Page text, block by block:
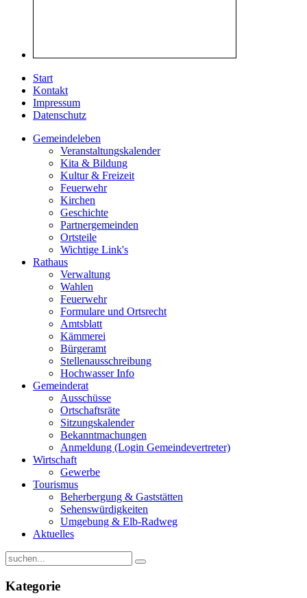
Start
Kontakt
Impressum
Datenschutz
Gemeindeleben
Veranstaltungskalender
Kita & Bildung
Kultur & Freizeit
Feuerwehr
Kirchen
Geschichte
Partnergemeinden
Ortsteile
Wichtige Link's
Rathaus
Verwaltung
Wahlen
Feuerwehr
Formulare und Ortsrecht
Amtsblatt
Kämmerei
Bürgeramt
Stellenausschreibung
Hochwasser Info
Gemeinderat
Ausschüsse
Ortschaftsräte
Sitzungskalender
Bekanntmachungen
Anmeldung (Login Gemeindevertreter)
Wirtschaft
Gewerbe
Tourismus
Beherbergung & Gaststätten
Sehenswürdigkeiten
Umgebung & Elb-Radweg
Aktuelles
Kategorie